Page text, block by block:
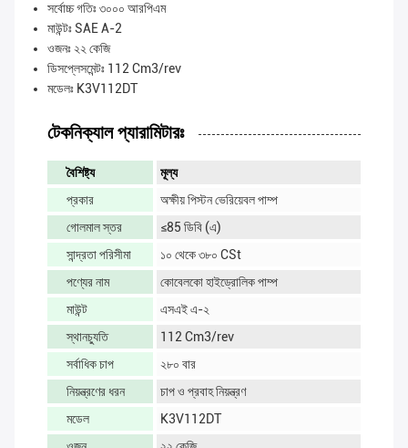
সর্বোচ্চ গতিঃ ৩০০০ আরপিএম
মাউন্টঃ SAE A-2
ওজনঃ ২২ কেজি
ডিসপ্লেসমেন্টঃ 112 Cm3/rev
মডেলঃ K3V112DT
টেকনিক্যাল প্যারামিটারঃ
বৈশিষ্ট্য
মূল্য
প্রকার
অক্ষীয় পিস্টন ভেরিয়েবল পাম্প
গোলমাল স্তর
≤85 ডিবি (এ)
সান্দ্রতা পরিসীমা
১০ থেকে ৩৮০ CSt
পণ্যের নাম
কোবেলকো হাইড্রোলিক পাম্প
মাউন্ট
এসএই এ-২
স্থানচ্যুতি
112 Cm3/rev
সর্বাধিক চাপ
২৮০ বার
নিয়ন্ত্রণের ধরন
চাপ ও প্রবাহ নিয়ন্ত্রণ
মডেল
K3V112DT